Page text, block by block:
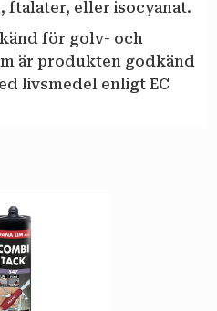
ftalater, eller isocyanat.
för golv- och
är produkten godkänd
livsmedel enligt EC